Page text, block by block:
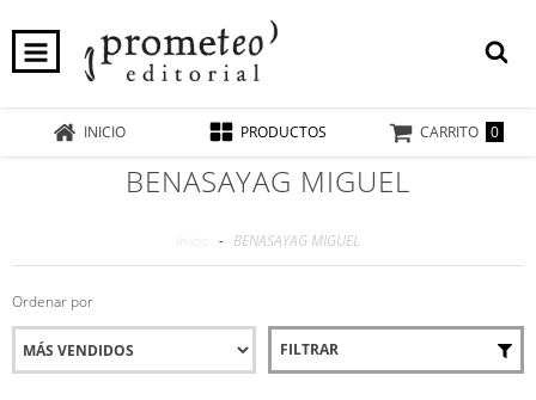
INICIO PRODUCTOS CARRITO 0
BENASAYAG MIGUEL
- BENASAYAG MIGUEL
Ordenar por
FILTRAR